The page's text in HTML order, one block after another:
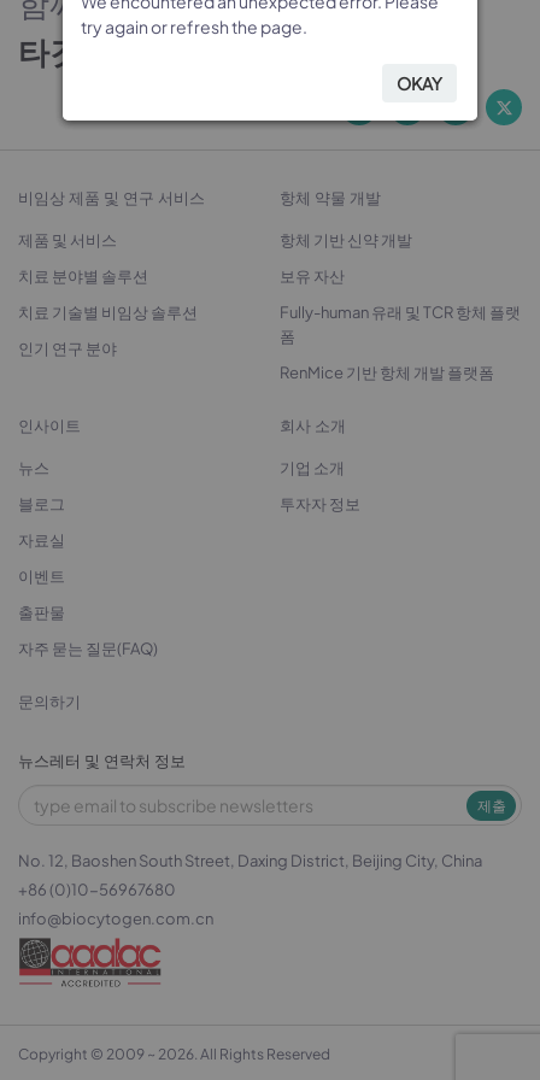
타깃 발굴에서 치료제 개발까지
비임상 제품 및 연구 서비스
제품 및 서비스
치료 분야별 솔루션
치료 기술별 비임상 솔루션
인기 연구 분야
항체 약물 개발
항체 기반 신약 개발
보유 자산
Fully-human 유래 및 TCR 항체 플랫
폼
RenMice 기반 항체 개발 플랫폼
인사이트
뉴스
블로그
자료실
이벤트
출판물
자주 묻는 질문(FAQ)
회사 소개
기업 소개
투자자 정보
문의하기
뉴스레터 및 연락처 정보
제출
No. 12, Baoshen South Street, Daxing District, Beijing City, China
+86 (0)10-56967680
info@biocytogen.com.cn
Copyright © 2009 ~ 2026. All Rights Reserved
try again or refresh the page.
OKAY
try again or refresh the page.
OKAY
try again or refresh the page.
OKAY
try again or refresh the page.
OKAY